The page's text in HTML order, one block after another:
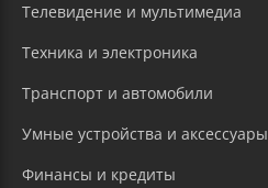
Телевидение и мультимедиа
Техника и электроника
Транспорт и автомобили
Умные устройства и аксессуары
Финансы и кредиты